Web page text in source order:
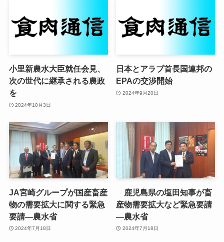
小里新農水大臣就任会見、
次の世代に継承される農政
を
2024年10月3日
日本とアラブ首長国連邦の
EPAの交渉開始
2024年9月20日
JA宮崎グループが国産畜産
物の需要拡大に関する緊急
要請—農水省
2024年7月18日
鹿児島県の塩田知事が畜
産物需要拡大など緊急要請
—農水省
2024年7月18日